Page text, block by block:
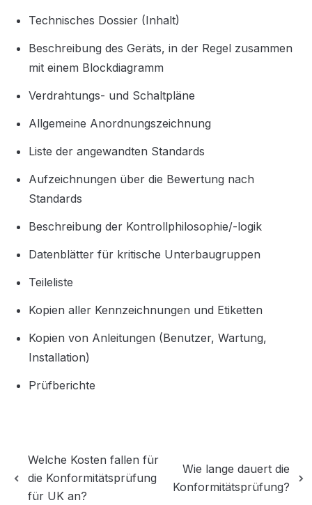
Technisches Dossier (Inhalt)
Beschreibung des Geräts, in der Regel zusammen
mit einem Blockdiagramm
Verdrahtungs- und Schaltpläne
Allgemeine Anordnungszeichnung
Liste der angewandten Standards
Aufzeichnungen über die Bewertung nach
Standards
Beschreibung der Kontrollphilosophie/-logik
Datenblätter für kritische Unterbaugruppen
Teileliste
Kopien aller Kennzeichnungen und Etiketten
Kopien von Anleitungen (Benutzer, Wartung,
Installation)
Prüfberichte
Welche Kosten fallen für
die Konformitätsprüfung
für UK an?
Wie lange dauert die
Konformitätsprüfung?